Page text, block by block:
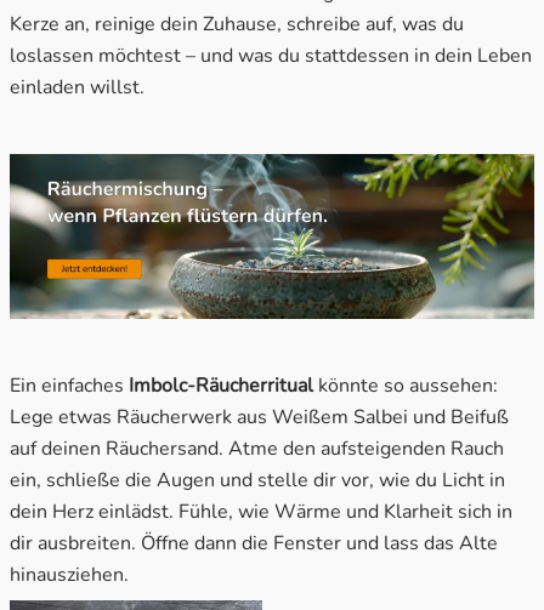
Kerze an, reinige dein Zuhause, schreibe auf, was du
loslassen möchtest – und was du stattdessen in dein Leben
einladen willst.
Ein einfaches Imbolc-Räucherritualkönnte so aussehen:
Lege etwas Räucherwerk aus Weißem Salbei und Beifuß
auf deinen Räuchersand. Atme den aufsteigenden Rauch
ein, schließe die Augen und stelle dir vor, wie du Licht in
dein Herz einlädst. Fühle, wie Wärme und Klarheit sich in
dir ausbreiten. Öffne dann die Fenster und lass das Alte
hinausziehen.